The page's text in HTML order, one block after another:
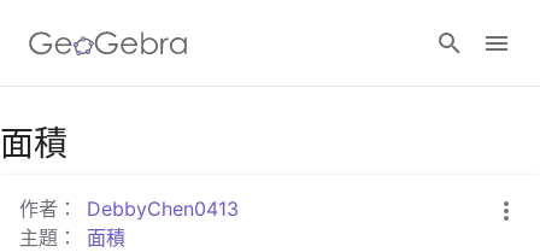
面積
作者：
DebbyChen0413
主題：
面積